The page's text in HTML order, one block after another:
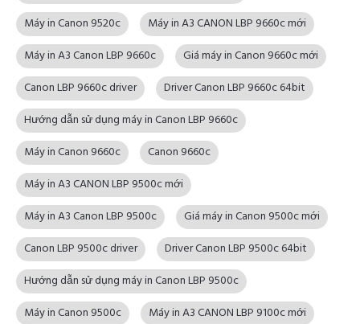
Máy in Canon 9520c
Máy in A3 CANON LBP 9660c mới
Máy in A3 Canon LBP 9660c
Giá máy in Canon 9660c mới
Canon LBP 9660c driver
Driver Canon LBP 9660c 64bit
Hướng dẫn sử dụng máy in Canon LBP 9660c
Máy in Canon 9660c
Canon 9660c
Máy in A3 CANON LBP 9500c mới
Máy in A3 Canon LBP 9500c
Giá máy in Canon 9500c mới
Canon LBP 9500c driver
Driver Canon LBP 9500c 64bit
Hướng dẫn sử dụng máy in Canon LBP 9500c
Máy in Canon 9500c
Máy in A3 CANON LBP 9100c mới